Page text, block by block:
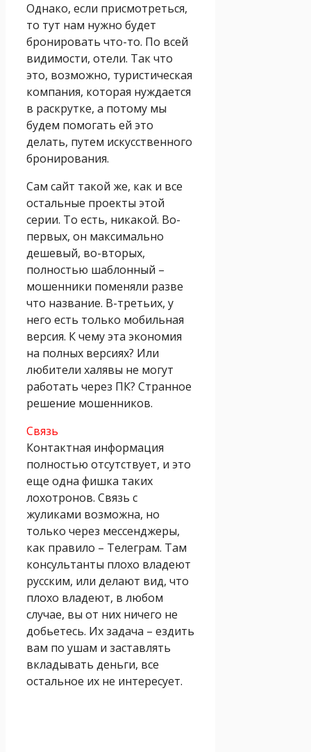
Однако, если присмотреться,
то тут нам нужно будет
бронировать что-то. По всей
видимости, отели. Так что
это, возможно, туристическая
компания, которая нуждается
в раскрутке, а потому мы
будем помогать ей это
делать, путем искусственного
бронирования.
Сам сайт такой же, как и все
остальные проекты этой
серии. То есть, никакой. Во-
первых, он максимально
дешевый, во-вторых,
полностью шаблонный –
мошенники поменяли разве
что название. В-третьих, у
него есть только мобильная
версия. К чему эта экономия
на полных версиях? Или
любители халявы не могут
работать через ПК? Странное
решение мошенников.
Связь
Контактная информация
полностью отсутствует, и это
еще одна фишка таких
лохотронов. Связь с
жуликами возможна, но
только через мессенджеры,
как правило – Телеграм. Там
консультанты плохо владеют
русским, или делают вид, что
плохо владеют, в любом
случае, вы от них ничего не
добьетесь. Их задача – ездить
вам по ушам и заставлять
вкладывать деньги, все
остальное их не интересует.